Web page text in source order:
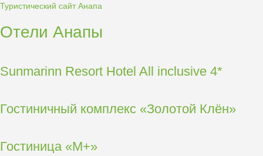
Туристический сайт Анапа
Отели Анапы
Sunmarinn Resort Hotel All inclusive 4*
Гостиничный комплекс «Золотой Клён»
Гостиница «М+»